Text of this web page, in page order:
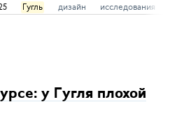
Гугль дизайн исследования
у Гугля плохой